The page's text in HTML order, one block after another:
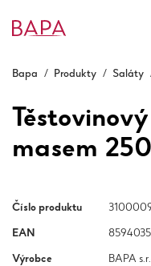
Bapa / Produkty / Saláty
masem
Číslo produktu
EAN
Výrobce BAPA